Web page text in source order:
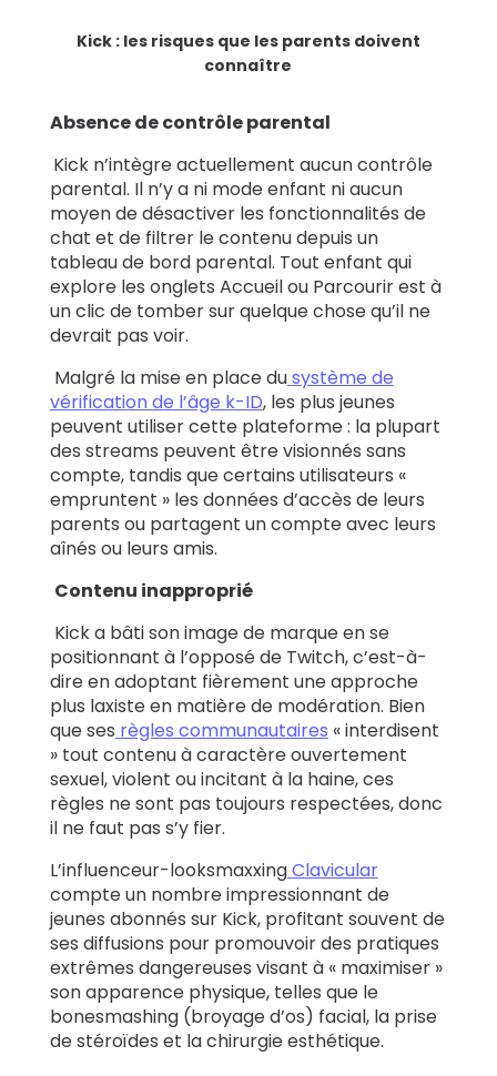
Kick : les risques que les parents doivent
connaître
Absence de contrôle parental
Kick n’intègre actuellement aucun contrôle
parental. Il n’y a ni mode enfant ni aucun
moyen de désactiver les fonctionnalités de
chat et de filtrer le contenu depuis un
tableau de bord parental. Tout enfant qui
explore les onglets Accueil ou Parcourir est à
un clic de tomber sur quelque chose qu’il ne
devrait pas voir.
Malgré la mise en place dusystème de
vérification de l’âge k-ID, les plus jeunes
peuvent utiliser cette plateforme : la plupart
des streams peuvent être visionnés sans
compte, tandis que certains utilisateurs «
empruntent » les données d’accès de leurs
parents ou partagent un compte avec leurs
aînés ou leurs amis.
Contenu inapproprié
Kick a bâti son image de marque en se
positionnant à l’opposé de Twitch, c’est-à-
dire en adoptant fièrement une approche
plus laxiste en matière de modération. Bien
que ses règles communautaires « interdisent
» tout contenu à caractère ouvertement
sexuel, violent ou incitant à la haine, ces
règles ne sont pas toujours respectées, donc
il ne faut pas s’y fier.
L’influenceur-looksmaxxingClavicular
compte un nombre impressionnant de
jeunes abonnés sur Kick, profitant souvent de
ses diffusions pour promouvoir des pratiques
extrêmes dangereuses visant à « maximiser »
son apparence physique, telles que le
bonesmashing (broyage d’os) facial, la prise
de stéroïdes et la chirurgie esthétique.